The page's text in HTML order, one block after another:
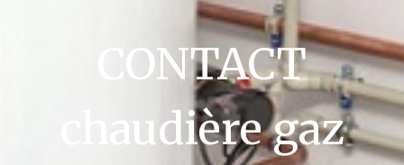
CONTACT
chaudière gaz